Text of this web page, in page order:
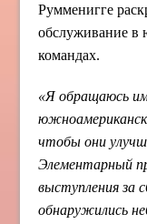
Румменигге
обслуживание в
командах.
«Я обращаюсь
чтобы они
Элементарный
выступления за
обнаружились